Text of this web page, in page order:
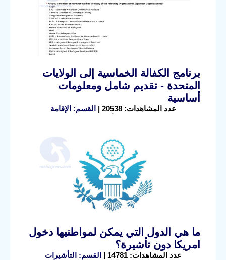
برنامج الكفالة الخماسية إلى الولايات
المتحدة - تقديم شامل ومعلومات
أساسية
عدد المشاهدات: 20538 | القسم: الإقامة
ما هي الدول التي يمكن لمواطنيها دخول
امريكا دون تأشيرة؟
عدد المشاهدات: 14781 | القسم: التأشيرات